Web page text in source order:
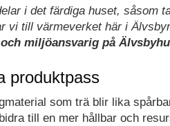
i det färdiga huset, såsom
vi till värmeverket här i
miljöansvarig på
produktpass
som trä blir lika
till en mer hållbar och